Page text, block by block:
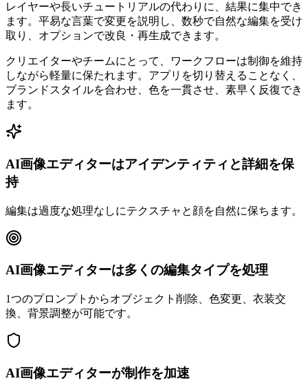
レイヤーや長いチュートリアルの代わりに、結果に集中でき
ます。平易な言葉で変更を説明し、数秒で自然な編集を受け
取り、オプションで改良・再生成できます。
クリエイターやチームにとって、ワークフローは制御を維持
しながら軽量に保たれます。アプリを切り替えることなく、
ブランドスタイルを合わせ、色を一貫させ、素早く反復でき
ます。
AI画像エディターはアイデンティティと詳細を保
持
編集は過度な処理なしにテクスチャと顔を自然に保ちます。
AI画像エディターは多くの編集タイプを処理
1つのプロンプトからオブジェクト削除、色変更、衣装交
換、背景調整が可能です。
AI画像エディターが制作を加速